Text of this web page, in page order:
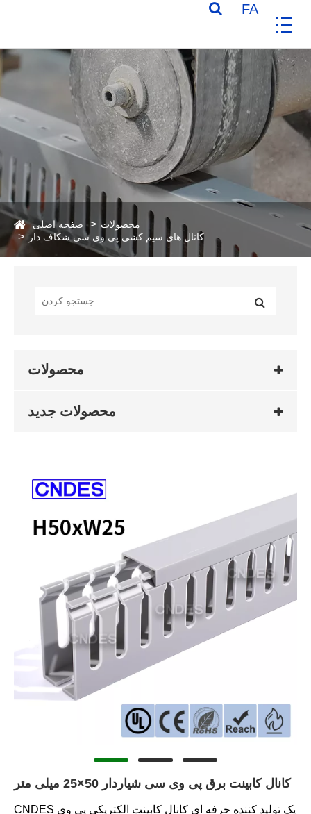
FA
صفحه اصلی
محصولات
کانال های سیم کشی پی وی سی شکاف دار
محصولات
محصولات جدید
کانال کابینت برق پی وی سی شیاردار 50×25 میلی متر
CNDES یک تولید کننده حرفه ای کانال کابینت الکتریکی پی وی